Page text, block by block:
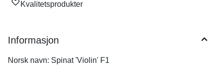
Kvalitetsprodukter
Informasjon
Norsk navn: Spinat 'Violin' F1